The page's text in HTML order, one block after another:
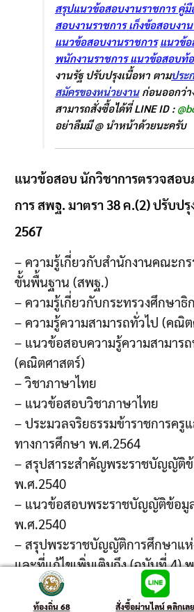
สรุปแนวข้อสอบงานราชการ คู่มื
สอบงานราชการ เก็งข้อสอบงา
แนวข้อสอบงานราชการ แนวข้
พนักงานราชการ แนวข้อสอบท้
งานรัฐ ปรับปรุงเนื้อหา ตามประ
สมัครของหน่วยงานก่อนออกว่า
สามารถสั่งซื้อได้ที่ LINE ID :
อย่าลืมมี @ นำหน้าด้วยนะครับ
แนวข้อสอบ นักวิชาการตรวจสอ
การ สพฐ. มาตรา 38 ค.(2) ปรับป
2567
– ความรู้เกี่ยวกับสำนักงานคณะก
ขั้นพื้นฐาน (สพฐ.)
– ความรู้เกี่ยวกับกระทรวงศึกษาธิ
– ความรู้ความสามารถทั่วไป (คณิ
– แนวข้อสอบความรู้ความสามาร
(คณิตศาสตร์)
– วิชาภาษาไทย
– แนวข้อสอบวิชาภาษาไทย
– ประมวลจริยธรรมข้าราชการครู
ทางการศึกษา พ.ศ.2564
– สรุปสาระสำคัญพระราชบัญญัติข้
พ.ศ.2540
– แนวข้อสอบพระราชบัญญัติข้อมู
พ.ศ.2540
– สรุปพระราชบัญญัติการศึกษาแ
และที่แก้ไขเพิ่มเติมถึง (ฉบับที่ 4)
– แนวข้อสอบพระราชบัญญัติการ
พ.ศ.2542 และที่แก้ไขเพิ่มเติมถึง (
ท้องถิ่น 68 สั่งซื้อผ่านไลน์ คลิกเลย